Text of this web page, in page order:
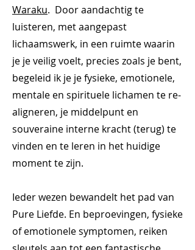
Waraku. Door aandachtig te
luisteren, met aangepast
lichaamswerk, in een ruimte waarin
je je veilig voelt, precies zoals je bent,
begeleid ik je je fysieke, emotionele,
mentale en spirituele lichamen te re-
aligneren, je middelpunt en
souveraine interne kracht (terug) te
vinden en te leren in het huidige
moment te zijn.
Ieder wezen bewandelt het pad van
Pure Liefde. En beproevingen, fysieke
of emotionele symptomen, reiken